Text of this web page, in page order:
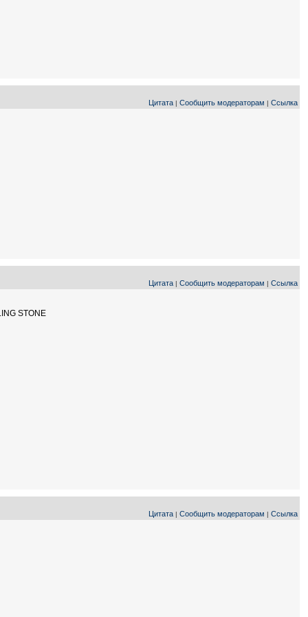
Цитата | Сообщить модераторам | Ссылка
Цитата | Сообщить модераторам | Ссылка
STONE
Цитата | Сообщить модераторам | Ссылка